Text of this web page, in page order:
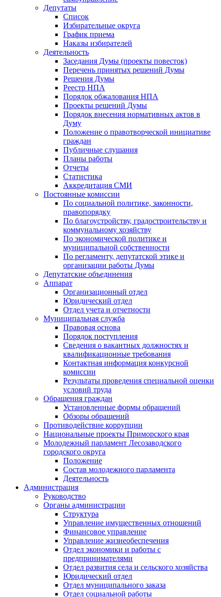
Депутаты
Список
Избирательные округа
График приема
Наказы избирателей
Деятельность
Заседания Думы (проекты повесток)
Перечень принятых решений Думы
Решения Думы
Реестр НПА
Порядок обжалования НПА
Проекты решений Думы
Порядок внесения нормативных актов в
Думу
Положение о правотворческой инициативе
граждан
Публичные слушания
Планы работы
Отчеты
Статистика
Аккредитация СМИ
Постоянные комиссии
По социальной политике, законности,
правопорядку
По благоустройству, градостроительству и
коммунальному хозяйству
По экономической политике и
муниципальной собственности
По регламенту, депутатской этике и
организации работы Думы
Депутатские объединения
Аппарат
Организационный отдел
Юридический отдел
Отдел учета и отчетности
Муниципальная служба
Правовая основа
Порядок поступления
Сведения о вакантных должностях и
квалификационные требования
Контактная информация конкурсной
комиссии
Результаты проведения специальной оценки
условий труда
Обращения граждан
Установленные формы обращений
Обзоры обращений
Противодействие коррупции
Национальные проекты Приморского края
Молодежный парламент Лесозаводского
городского округа
Положение
Состав молодежного парламента
Деятельность
Администрация
Руководство
Органы администрации
Структура
Управление имущественных отношений
Финансовое управление
Управление жизнеобеспечения
Отдел экономики и работы с
предпринимателями
Отдел развития села и сельского хозяйства
Юридический отдел
Отдел муниципального заказа
Отдел социальной работы